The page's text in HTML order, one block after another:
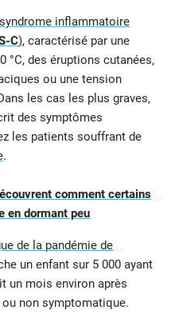
syndrome inflammatoire
C), caractérisé par une
°C, des éruptions cutanées,
ou une tension
les cas les plus graves,
des symptômes
les patients souffrant de
.
comment certains
en dormant peu
de la pandémie de
un enfant sur 5 000 ayant
un mois environ après
ou non symptomatique.